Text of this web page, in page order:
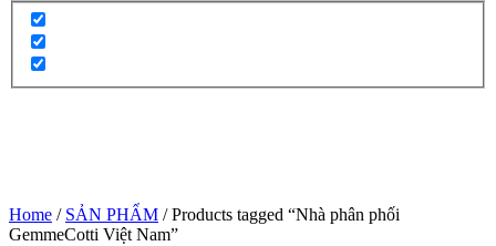
Home / SẢN PHẨM / Products tagged “Nhà phân phối
GemmeCotti Việt Nam”